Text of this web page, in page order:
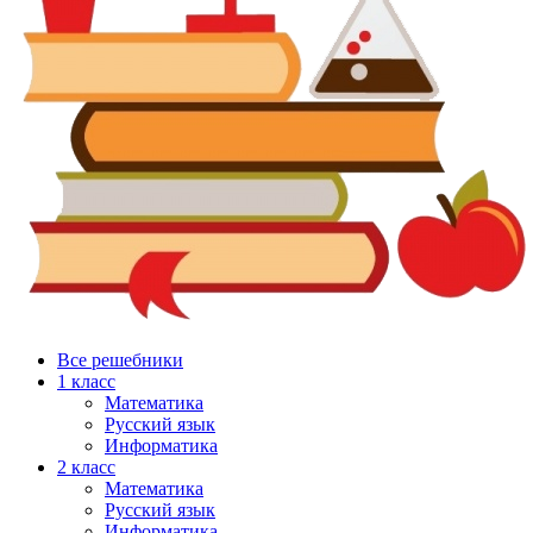
Все решебники
1 класс
Математика
Русский язык
Информатика
2 класс
Математика
Русский язык